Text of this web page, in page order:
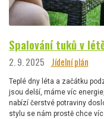
Spalování tuků v
2. 9. 2025 Jídelní plán
Teplé dny léta a začátku
jsou delší, máme víc
nabízí čerstvé potraviny
stylu se nám prostě chce víc.